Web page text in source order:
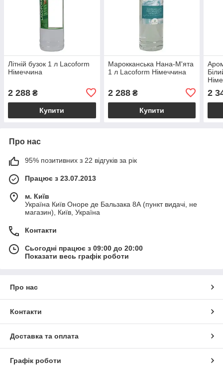
Літній бузок 1 л Lacoform
Німеччина
2 288 ₴
Купити
Марокканська Нана-М'ята
1 л Lacoform Німеччина
2 288₴
Купити
2
Про нас
95% позитивних з 22 відгуків за рік
Працює з 23.07.2013
м. Київ
Україна Київ Оноре де Бальзака 8А (пункт видачі, не
магазин), Київ, Україна
Контакти
Сьогодні працює з 09:00 до 20:00
Показати весь графік роботи
Про нас
Контакти
Доставка та оплата
Графік роботи